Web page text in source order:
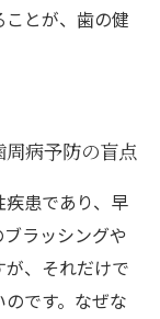
とが、歯の健
周病予防の盲点
患であり、早
ラッシングや
、それだけで
です。なぜな